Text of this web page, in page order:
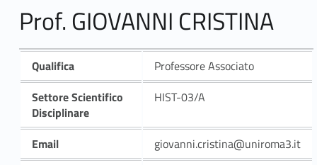
Prof. GIOVANNI CRISTINA
Qualifica
Professore Associato
Settore Scientifico
Disciplinare
HIST-03/A
Email
giovanni.cristina@uniroma3.it